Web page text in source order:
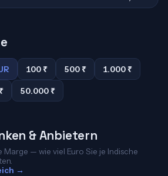
100 ₹ 500 ₹ 1.000 ₹
50.000 ₹
& Anbietern
Marge — wie viel Euro Sie je Indische
→